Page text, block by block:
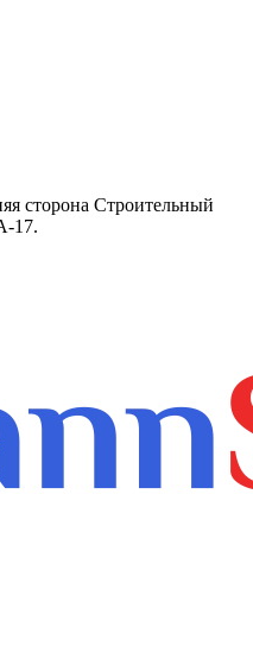
сторона Строительный
17.